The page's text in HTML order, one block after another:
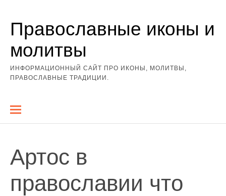
содержимому
Православные иконы и
молитвы
ИНФОРМАЦИОННЫЙ САЙТ ПРО ИКОНЫ, МОЛИТВЫ,
ПРАВОСЛАВНЫЕ ТРАДИЦИИ.
Артос в
православии что